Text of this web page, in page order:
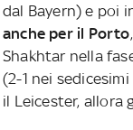
dal Bayern) e poi
anche per il Porto,
Shakhtar nella
(2-1 nei
il Leicester, allora